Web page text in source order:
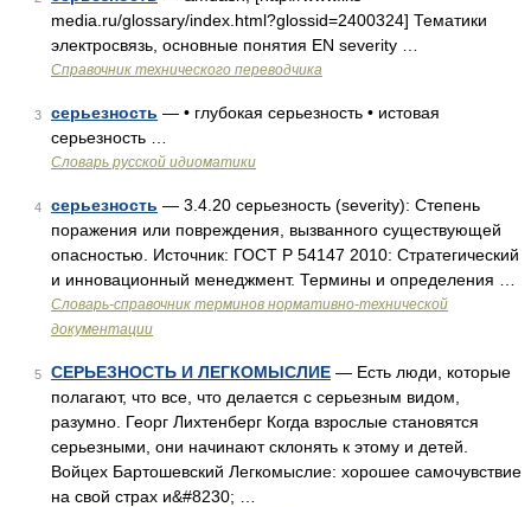
media.ru/glossary/index.html?glossid=2400324] Тематики
электросвязь, основные понятия EN severity …
Справочник технического переводчика
3 серьезность — • глубокая серьезность • истовая
серьезность …
Словарь русской идиоматики
4 серьезность — 3.4.20 серьезность (severity): Степень
поражения или повреждения, вызванного существующей
опасностью. Источник: ГОСТ Р 54147 2010: Стратегический
и инновационный менеджмент. Термины и определения …
Словарь-справочник терминов нормативно-технической
документации
5 СЕРЬЕЗНОСТЬ И ЛЕГКОМЫСЛИЕ — Есть люди, которые
полагают, что все, что делается с серьезным видом,
разумно. Георг Лихтенберг Когда взрослые становятся
серьезными, они начинают склонять к этому и детей.
Войцех Бартошевский Легкомыслие: хорошее самочувствие
на свой страх и&#8230; …